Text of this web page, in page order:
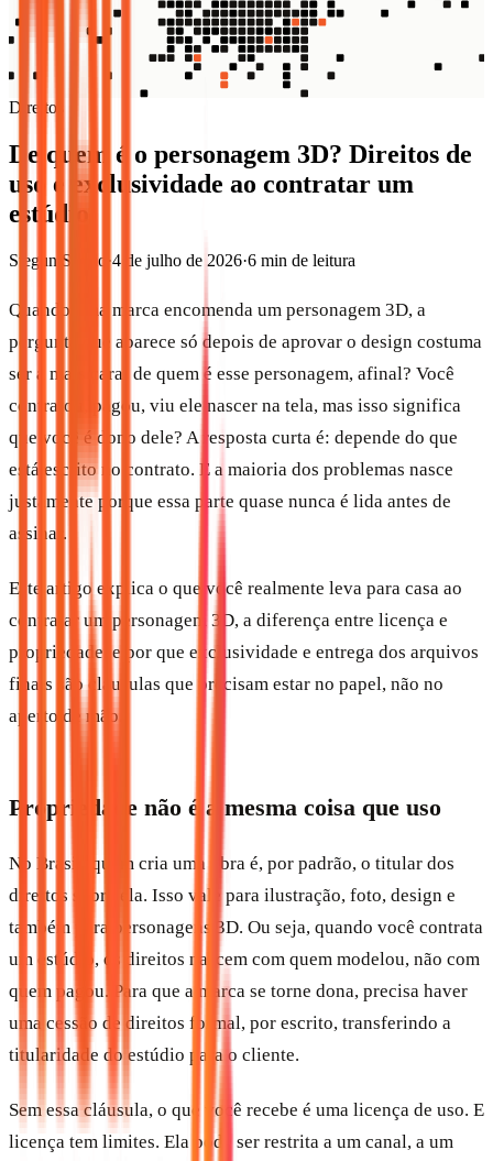
Direitos
De quem é o personagem 3D? Direitos de
uso e exclusividade ao contratar um
estúdio
Stegun Studio ·4 de julho de 2026·6 min de leitura
Quando uma marca encomenda um personagem 3D, a
pergunta que aparece só depois de aprovar o design costuma
ser a mais cara: de quem é esse personagem, afinal? Você
contratou, pagou, viu ele nascer na tela, mas isso significa
que você é dono dele? A resposta curta é: depende do que
está escrito no contrato. E a maioria dos problemas nasce
justamente porque essa parte quase nunca é lida antes de
assinar.
Este artigo explica o que você realmente leva para casa ao
contratar um personagem 3D, a diferença entre licença e
propriedade, e por que exclusividade e entrega dos arquivos
finais são cláusulas que precisam estar no papel, não no
aperto de mão.
Propriedade não é a mesma coisa que uso
No Brasil, quem cria uma obra é, por padrão, o titular dos
direitos sobre ela. Isso vale para ilustração, foto, design e
também para personagens 3D. Ou seja, quando você contrata
um estúdio, os direitos nascem com quem modelou, não com
quem pagou. Para que a marca se torne dona, precisa haver
uma cessão de direitos formal, por escrito, transferindo a
titularidade do estúdio para o cliente.
Sem essa cláusula, o que você recebe é uma licença de uso. E
licença tem limites. Ela pode ser restrita a um canal, a um